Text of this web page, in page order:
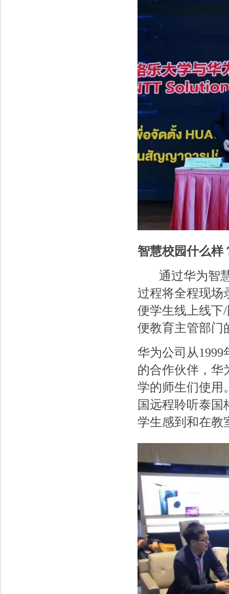
智慧校园什么样
通过华为智慧
过程将全程现场
便学生线上线下
便教育主管部门
华为公司从
的合作伙伴，华
学的师生们使用
国远程聆听泰国
学生感到和在教